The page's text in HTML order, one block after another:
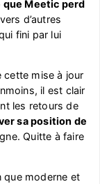
Meetic perd
d’autres
fini par lui
cette mise à jour
il est clair
les retours de
sa position de
Quitte à faire
que moderne et